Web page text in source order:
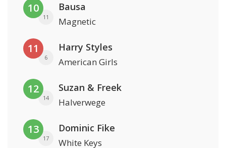
10
11
Bausa
Magnetic
11
6
Harry Styles
American Girls
12
14
Suzan & Freek
Halverwege
13
17
Dominic Fike
White Keys